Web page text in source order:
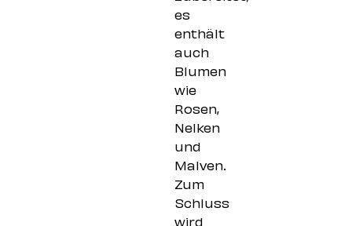
es
enthält
auch
Blumen
wie
Rosen,
Nelken
und
Malven.
Zum
Schluss
wird